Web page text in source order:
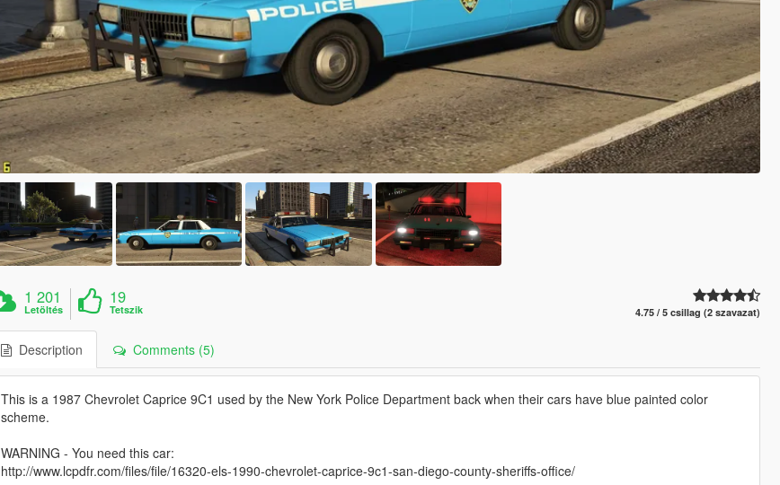
1 201
Letöltés
19
Tetszik 4.75 / 5 csillag (2 szavazat)
Description Comments (5)
This is a 1987 Chevrolet Caprice 9C1 used by the New York Police Department back when their cars have blue painted color
scheme.
WARNING - You need this car:
http://www.lcpdfr.com/files/file/16320-els-1990-chevrolet-caprice-9c1-san-diego-county-sheriffs-office/